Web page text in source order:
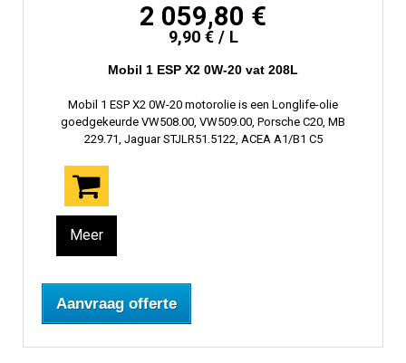
2 059,80 €
9,90 € / L
Mobil 1 ESP X2 0W-20 vat 208L
Mobil 1 ESP X2 0W-20 motorolie is een Longlife-olie
goedgekeurde VW508.00, VW509.00, Porsche C20, MB
229.71, Jaguar STJLR51.5122, ACEA A1/B1 C5
Meer
Aanvraag offerte